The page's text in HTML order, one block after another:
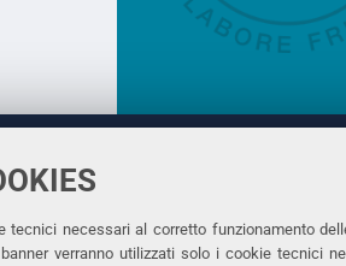
tecnici necessari al corretto funzionamento
verranno utilizzati solo i cookie tecnici
Ferrara
Rettrice: Prof.ssa
via Ludovico